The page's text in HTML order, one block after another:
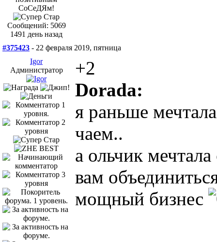
Сообщений: 5069
1491 день назад
#375423 - 22 февраля 2019, пятница
Igor
Администратор
+2
Dorada:
я раньше
чаем..
а ольчик
вам
мощный бизнес